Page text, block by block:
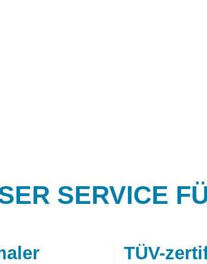
SERVICE
TÜV-